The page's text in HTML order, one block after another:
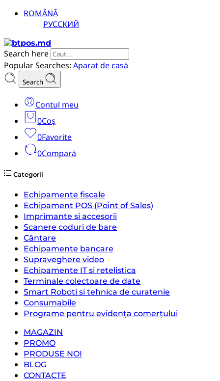
ROMÂNĂ
РУССКИЙ
Search here
Popular Searches: Aparat de casă
Search
Contul meu
0Coș
0Favorite
0Compară
Categorii
Echipamente fiscale
Echipament POS (Point of Sales)
Imprimante si accesorii
Scanere coduri de bare
Cântare
Echipamente bancare
Supraveghere video
Echipamente IT si retelistica
Terminale colectoare de date
Smart Roboti si tehnica de curatenie
Consumabile
Programe pentru evidența comerțului
MAGAZIN
PROMO
PRODUSE NOI
BLOG
CONTACTE